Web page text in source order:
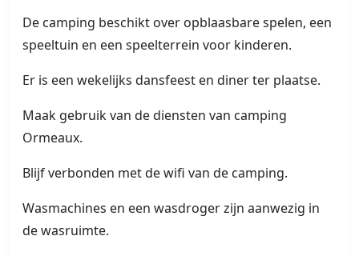
De camping beschikt over opblaasbare spelen, een
speeltuin en een speelterrein voor kinderen.
Er is een wekelijks dansfeest en diner ter plaatse.
Maak gebruik van de diensten van camping
Ormeaux.
Blijf verbonden met de wifi van de camping.
Wasmachines en een wasdroger zijn aanwezig in
de wasruimte.